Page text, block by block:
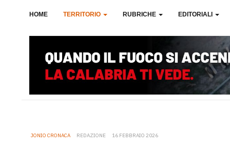
HOME TERRITORIO RUBRICHE EDITORIALI
JONIO CRONACA REDAZIONE 16 FEBBRAIO 2026